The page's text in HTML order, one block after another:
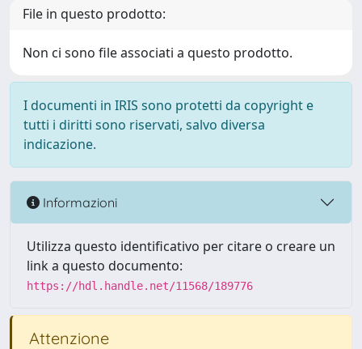
File in questo prodotto:
Non ci sono file associati a questo prodotto.
I documenti in IRIS sono protetti da copyright e
tutti i diritti sono riservati, salvo diversa
indicazione.
Informazioni
Utilizza questo identificativo per citare o creare un
link a questo documento:
https://hdl.handle.net/11568/189776
Attenzione